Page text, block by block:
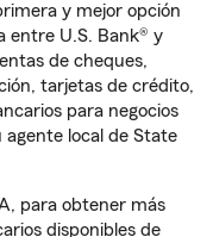
y mejor opción
entre U.S. Bank® y
de cheques,
tarjetas de crédito,
para negocios
agente local de State
para obtener más
disponibles de